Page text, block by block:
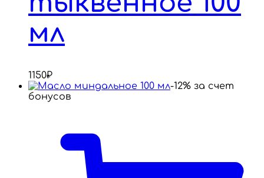
мл
1150₽
-12% за счет
бонусов